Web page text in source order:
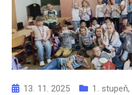
13. 11. 2025 1. stupeň,